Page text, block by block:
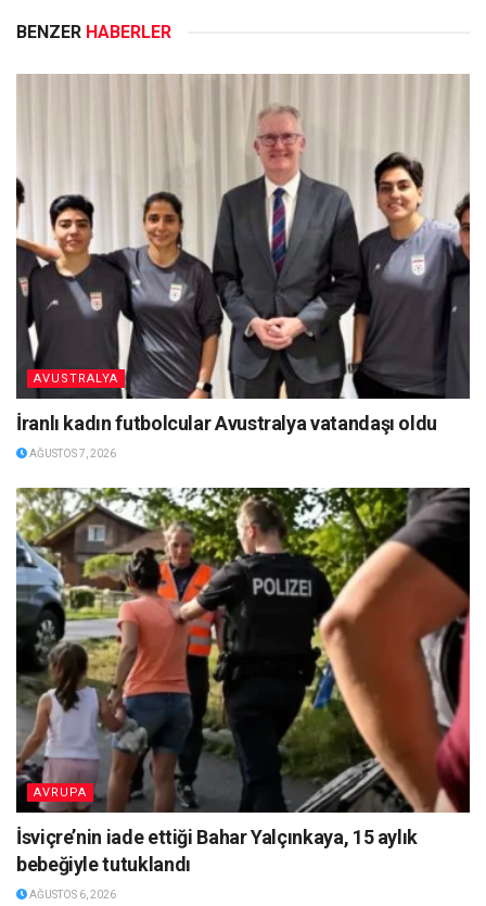
BENZER HABERLER
AVUSTRALYA
İranlı kadın futbolcular Avustralya vatandaşı oldu
AĞUSTOS 7, 2026
AVRUPA
İsviçre’nin iade ettiği Bahar Yalçınkaya, 15 aylık
bebeğiyle tutuklandı
AĞUSTOS 6, 2026